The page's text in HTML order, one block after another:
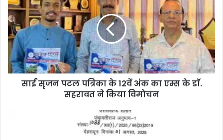
साईं सृजन पटल पत्रिका के 12वें अंक का एम्स के डाॅ.
सहरावत ने किया विमोचन